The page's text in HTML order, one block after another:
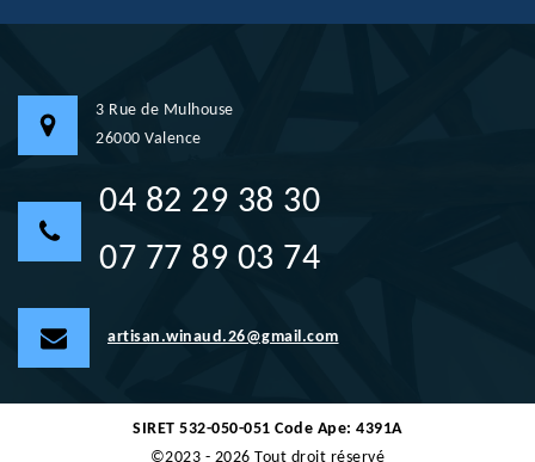
3 Rue de Mulhouse
26000 Valence
04 82 29 38 30
07 77 89 03 74
artisan.winaud.26@gmail.com
SIRET 532-050-051 Code Ape: 4391A
©2023 - 2026 Tout droit réservé